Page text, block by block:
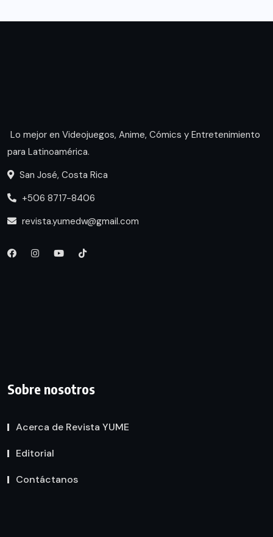
Lo mejor en Videojuegos, Anime, Cómics y Entretenimiento
para Latinoamérica.
San José, Costa Rica
+506 8717-8406
revista.yumedw@gmail.com
Sobre nosotros
Acerca de Revista YUME
Editorial
Contáctanos